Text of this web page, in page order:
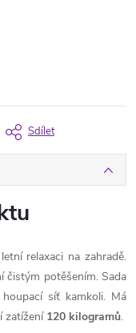
Sdílet
relaxaci na zahradě.
čistým potěšením. Sada
síť kamkoli. Má
zatížení 120 kilogramů.